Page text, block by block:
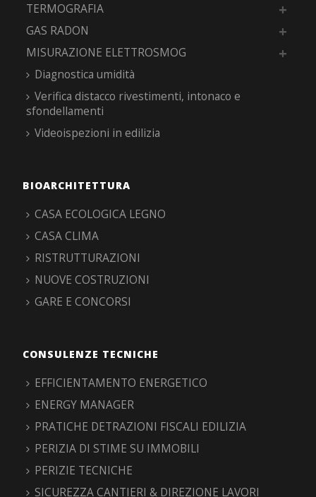
TERMOGRAFIA
GAS RADON
MISURAZIONE ELETTROSMOG
Diagnostica umidità
Verifica distacco rivestimenti, intonaco e
sfondellamenti
Videoispezioni in edilizia
BIOARCHITETTURA
CASA ECOLOGICA LEGNO
CASA CLIMA
RISTRUTTURAZIONI
NUOVE COSTRUZIONI
GARE E CONCORSI
CONSULENZE TECNICHE
EFFICIENTAMENTO ENERGETICO
ENERGY MANAGER
PRATICHE DETRAZIONI FISCALI EDILIZIA
PERIZIA DI STIME SU IMMOBILI
PERIZIE TECNICHE
SICUREZZA CANTIERI & DIREZIONE LAVORI